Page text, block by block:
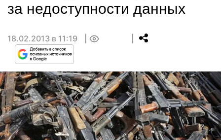
за недоступности данных
18.02.2013 в 11:19